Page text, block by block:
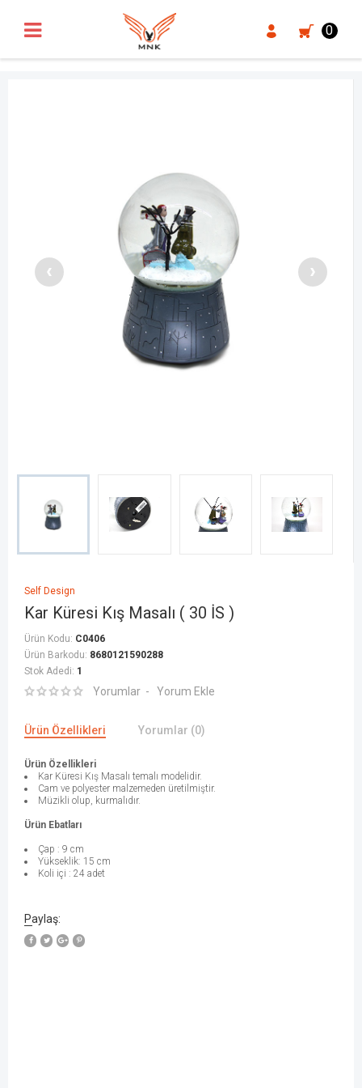
0
Self Design
Kar Küresi Kış Masalı ( 30 İS )
Ürün Kodu: C0406
Ürün Barkodu: 8680121590288
Stok Adedi: 1
Yorumlar Yorum Ekle
Ürün Özellikleri Yorumlar (0)
Ürün Özellikleri
Kar Küresi Kış Masalı temalı modelidir.
Cam ve polyester malzemeden üretilmiştir.
Müzikli olup, kurmalıdır.
Ürün Ebatları
Çap : 9 cm
Yükseklik: 15 cm
Koli içi : 24 adet
Paylaş: